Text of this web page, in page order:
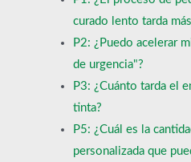
curado lento tarda
P2: ¿Puedo acelerar
de urgencia"?
P3: ¿Cuánto tarda el
tinta?
P5: ¿Cuál es la
personalizada que